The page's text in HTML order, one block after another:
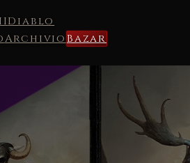
Diablo
ArchivioBazar